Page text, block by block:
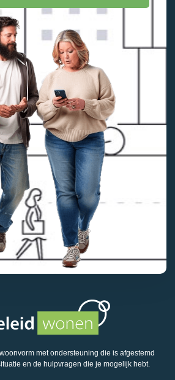
met ondersteuning die is afgestemd
en de hulpvragen die je mogelijk hebt.